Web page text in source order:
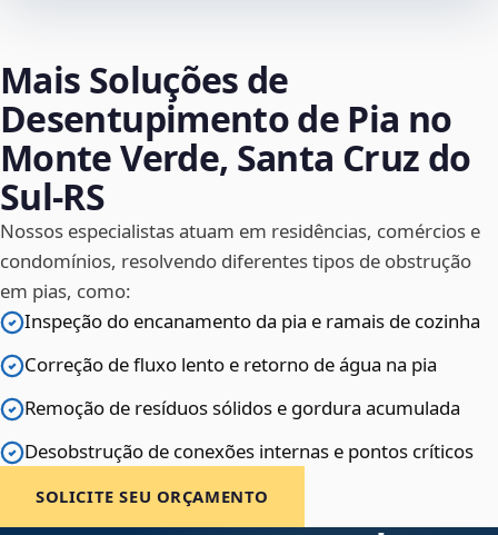
Mais Soluções de
Desentupimento de Pia no
Monte Verde, Santa Cruz do
Sul‑RS
Nossos especialistas atuam em residências, comércios e
condomínios, resolvendo diferentes tipos de obstrução
em pias, como:
Inspeção do encanamento da pia e ramais de cozinha
Correção de fluxo lento e retorno de água na pia
Remoção de resíduos sólidos e gordura acumulada
Desobstrução de conexões internas e pontos críticos
SOLICITE SEU ORÇAMENTO